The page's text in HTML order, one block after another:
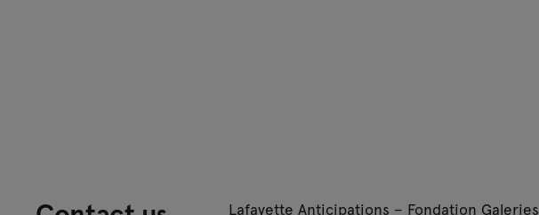
Lafayette Anticipations – Fondation Galeries